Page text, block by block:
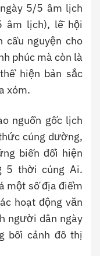
5/5 âm lịch
âm lịch), lễ hội
cầu nguyện cho
phúc mà còn là
hiện bản sắc
xóm.
nguồn gốc lịch
cúng dường,
biến đổi hiện
5 thời cúng Ai.
một số địa điểm
hoạt động văn
người dân ngày
bối cảnh đô thị